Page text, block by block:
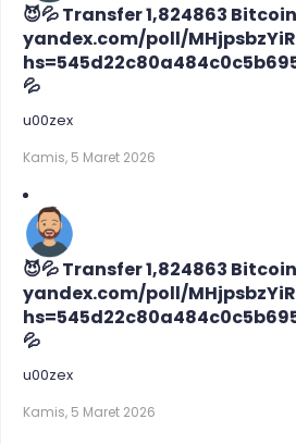
😈💦 Transfer 1,824863
yandex.com/poll/
💦
u00zex
Kamis, 5 Maret 2026
😈💦 Transfer 1,824863
yandex.com/poll/
💦
u00zex
Kamis, 5 Maret 2026